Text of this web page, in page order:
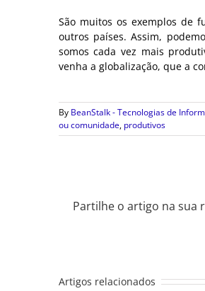
São muitos os exemplos de
outros países. Assim,
somos cada vez mais
venha a globalização, que a
By BeanStalk - Tecnologias de
ou comunidade, produtivos
Partilhe o artigo na sua
Artigos relacionados